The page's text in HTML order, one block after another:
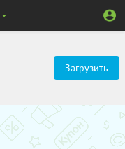
Загрузить